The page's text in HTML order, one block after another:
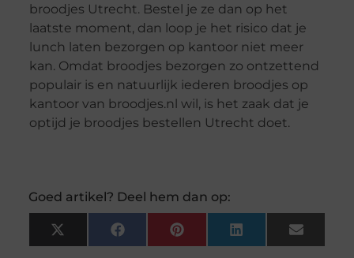
broodjes Utrecht. Bestel je ze dan op het
laatste moment, dan loop je het risico dat je
lunch laten bezorgen op kantoor niet meer
kan. Omdat broodjes bezorgen zo ontzettend
populair is en natuurlijk iederen broodjes op
kantoor van broodjes.nl wil, is het zaak dat je
optijd je broodjes bestellen Utrecht doet.
Goed artikel? Deel hem dan op:
X
(Twitter)
FacebookPinterestLinkedInEmail